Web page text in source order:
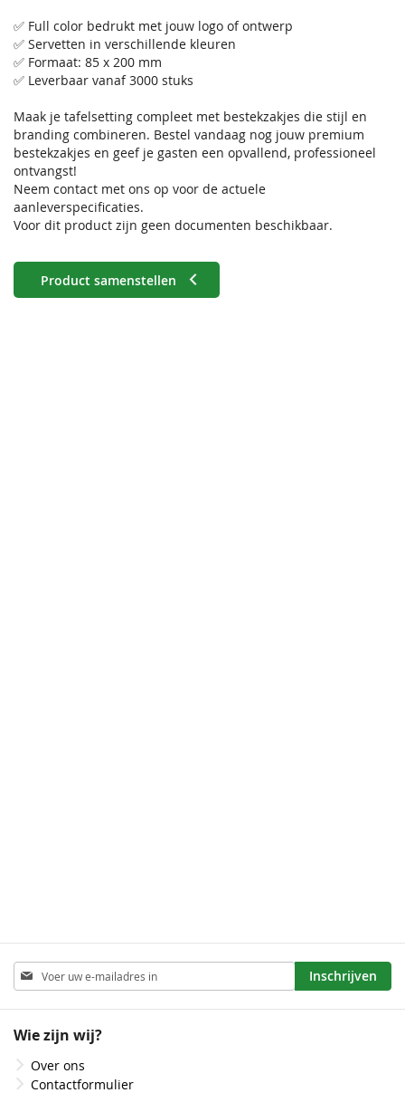
✅ Full color bedrukt met jouw logo of ontwerp
✅ Servetten in verschillende kleuren
✅ Formaat: 85 x 200 mm
✅ Leverbaar vanaf 3000 stuks
Maak je tafelsetting compleet met bestekzakjes die stijl en
branding combineren. Bestel vandaag nog jouw premium
bestekzakjes en geef je gasten een opvallend, professioneel
ontvangst!
Neem contact met ons op voor de actuele
aanleverspecificaties.
Voor dit product zijn geen documenten beschikbaar.
Product samenstellen
Abonneer
u
op
nieuwsbrief
Inschrijven
Wie zijn wij?
Over ons
Contactformulier